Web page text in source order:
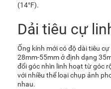
(14°F).
Dải tiêu cự
Ống kính mới có độ dài tiêu
28mm-55mm ở định dạng
đổi góc nhìn linh hoạt từ góc
với nhiều thể loại chụp ảnh
nhau.